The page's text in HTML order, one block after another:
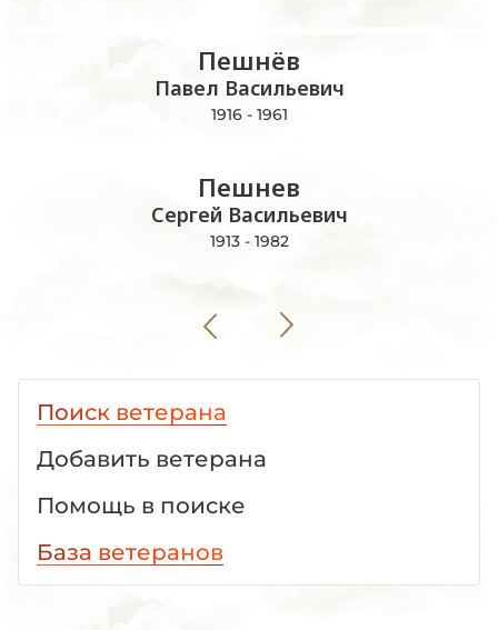
Пешнёв
Павел Васильевич
1916 - 1961
Пешнев
Сергей Васильевич
1913 - 1982
Поиск ветерана
Добавить ветерана
Помощь в поиске
База ветеранов